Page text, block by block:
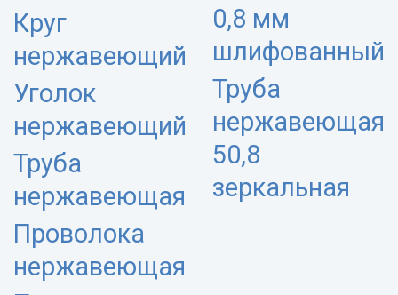
Круг
нержавеющий
Уголок
нержавеющий
Труба
нержавеющая
Проволока
нержавеющая
0,8 мм
шлифованный
Труба
нержавеющая
50,8
зеркальная